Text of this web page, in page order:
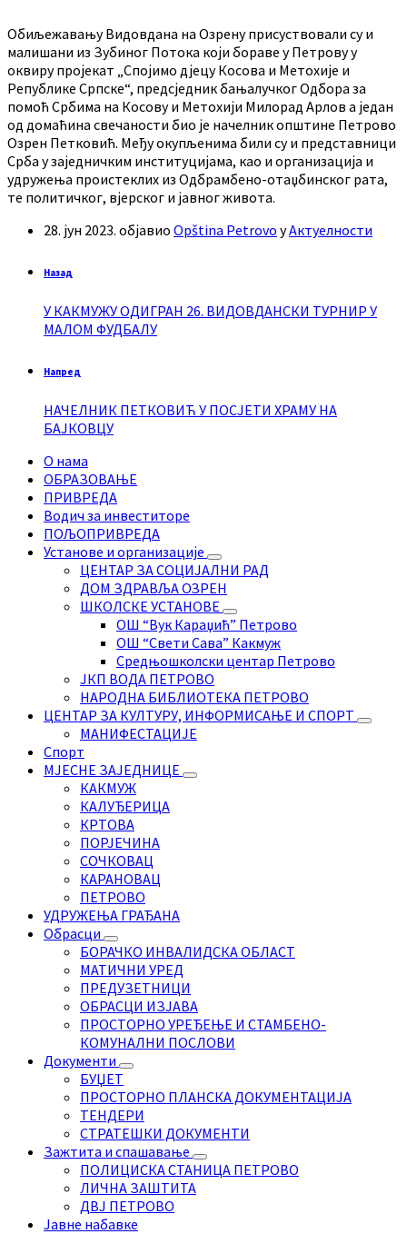
Обиљежавању Видовдана на Озрену присуствовали су и
малишани из Зубиног Потока који бораве у Петрову у
оквиру пројекат „Спојимо дјецу Косова и Метохије и
Републике Српске“, предсједник бањалучког Одбора за
помоћ Србима на Косову и Метохији Милорад Арлов а један
од домаћина свечаности био је начелник општине Петрово
Озрен Петковић. Међу окупљенима били су и представници
Срба у заједничким институцијама, као и организација и
удружења проистеклих из Одбрамбено-отаџбинског рата,
те политичког, вјерског и јавног живота.
28. јун 2023. објавио Opština Petrovo уАктуелности
Назад
У КАКМУЖУ ОДИГРАН 26. ВИДОВДАНСКИ ТУРНИР У
МАЛОМ ФУДБАЛУ
Напред
НАЧЕЛНИК ПЕТКОВИЋ У ПОСЈЕТИ ХРАМУ НА
БАЈКОВЦУ
О нама
ОБРАЗОВАЊЕ
ПРИВРЕДА
Водич за инвеститоре
ПОЉОПРИВРЕДА
Установе и организације
ЦЕНТАР ЗА СОЦИЈАЛНИ РАД
ДОМ ЗДРАВЉА ОЗРЕН
ШКОЛСКЕ УСТАНОВЕ
ОШ “Вук Караџић” Петрово
ОШ “Свети Сава” Какмуж
Средњошколски центар Петрово
ЈКП ВОДА ПЕТРОВО
НАРОДНА БИБЛИОТЕКА ПЕТРОВО
ЦЕНТАР ЗА КУЛТУРУ, ИНФОРМИСАЊЕ И СПОРТ
МАНИФЕСТАЦИЈЕ
Спорт
МЈЕСНЕ ЗАЈЕДНИЦЕ
КАКМУЖ
КАЛУЂЕРИЦА
КРТОВА
ПОРЈЕЧИНА
СОЧКОВАЦ
КАРАНОВАЦ
ПЕТРОВО
УДРУЖЕЊА ГРАЂАНА
Обрасци
БОРАЧКО ИНВАЛИДСКА ОБЛАСТ
МАТИЧНИ УРЕД
ПРЕДУЗЕТНИЦИ
ОБРАСЦИ ИЗЈАВА
ПРОСТОРНО УРЕЂЕЊЕ И СТАМБЕНО-
КОМУНАЛНИ ПОСЛОВИ
Документи
БУЏЕТ
ПРОСТОРНО ПЛАНСКА ДОКУМЕНТАЦИЈА
ТЕНДЕРИ
СТРАТЕШКИ ДОКУМЕНТИ
Зажтита и спашавање
ПОЛИЦИСКА СТАНИЦА ПЕТРОВО
ЛИЧНА ЗАШТИТА
ДВЈ ПЕТРОВО
Јавне набавке